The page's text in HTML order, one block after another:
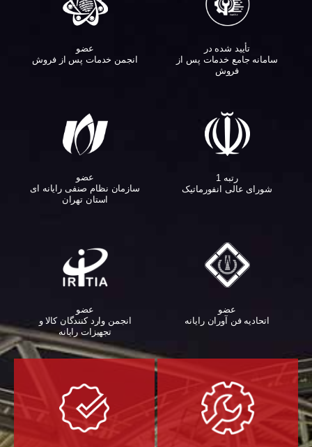
تأیید شده در
سامانه جامع خدمات پس از
فروش
عضو
انجمن خدمات پس از فروش
رتبه 1
شورای عالی انفورماتیک
عضو
سازمان نظام صنفی رایانه ای
استان تهران
عضو
اتحادیه فن آوران رایانه
عضو
انجمن وارد کنندگان کالا و
تجهیزات رایانه‌